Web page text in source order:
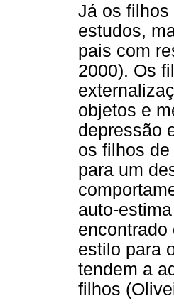
Já os filhos
estudos,
pais com
2000). Os
objetos e
depressão
os filhos
para um
auto-
encontrado
estilo para
tendem a
filhos